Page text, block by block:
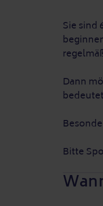
Sie sind
Dann
Bitte